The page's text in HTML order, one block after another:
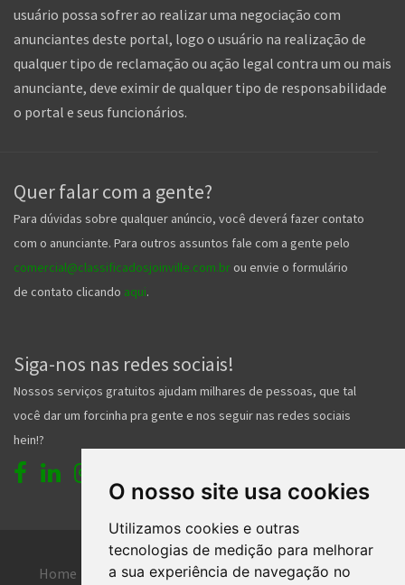
O nosso site usa cookies
Utilizamos cookies e outras
tecnologias de medição para melhorar
a sua experiência de navegação no
usuário possa sofrer ao realizar uma negociação com
anunciantes deste portal, logo o usuário na realização de
qualquer tipo de reclamação ou ação legal contra um ou mais
anunciante, deve eximir de qualquer tipo de responsabilidade
o portal e seus funcionários.
Quer falar com a gente?
Para dúvidas sobre qualquer anúncio, você deverá fazer contato
com o anunciante. Para outros assuntos fale com a gente pelo
comercial@classificadosjoinville.com.br ou envie o formulário
de contato clicando aqui.
Siga-nos nas redes sociais!
Nossos serviços gratuitos ajudam milhares de pessoas, que tal
você dar um forcinha pra gente e nos seguir nas redes sociais
hein!?
Home Entrar Faça seu cadastro